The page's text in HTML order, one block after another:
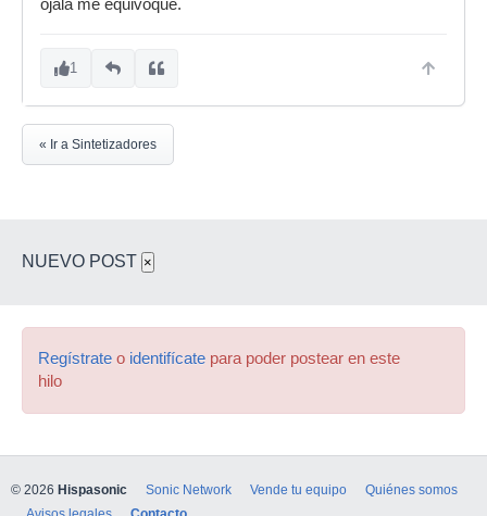
ojalá me equivoque.
1
« Ir a Sintetizadores
NUEVO POST ×
Regístrate o identifícate para poder postear en este
hilo
© 2026 Hispasonic Sonic Network Vende tu equipo
Quiénes somos